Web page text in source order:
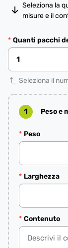
Seleziona la
misure e il
Quanti pacchi
Seleziona il
1 Peso e
Peso
Larghezza
Contenuto